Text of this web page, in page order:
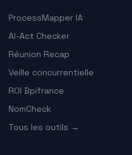
ProcessMapper IA
AI-Act Checker
Réunion Recap
Veille concurrentielle
ROI Bpifrance
NomCheck
Tous les outils →